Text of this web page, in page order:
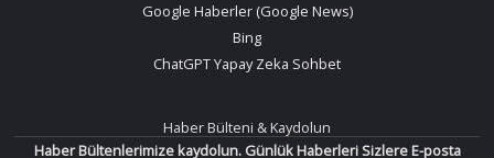
Google Haberler (Google News)
Bing
ChatGPT Yapay Zeka Sohbet
Haber Bülteni & Kaydolun
Haber Bültenlerimize kaydolun. Günlük Haberleri Sizlere E-posta